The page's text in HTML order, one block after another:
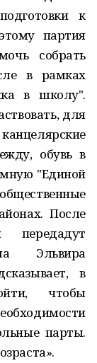
к
партия
собрать
в рамках
в школу".
для
обувь в
"Единой
После
Эльвира
в
чтобы
парты.